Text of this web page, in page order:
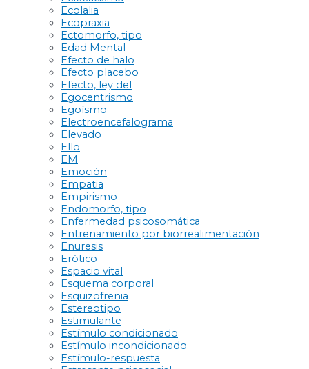
Ecolalia
Ecopraxia
Ectomorfo, tipo
Edad Mental
Efecto de halo
Efecto placebo
Efecto, ley del
Egocentrismo
Egoísmo
Electroencefalograma
Elevado
Ello
EM
Emoción
Empatia
Empirismo
Endomorfo, tipo
Enfermedad psicosomática
Entrenamiento por biorrealimentación
Enuresis
Erótico
Espacio vital
Esquema corporal
Esquizofrenia
Estereotipo
Estimulante
Estímulo condicionado
Estímulo incondicionado
Estímulo-respuesta